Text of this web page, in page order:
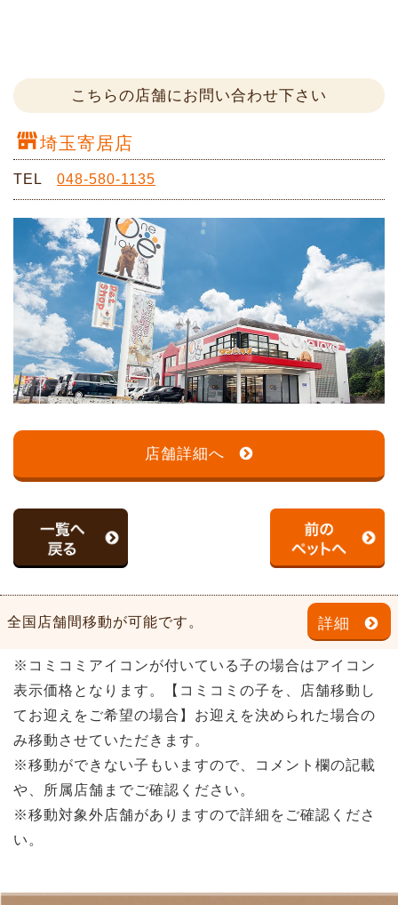
こちらの店舗にお問い合わせ下さい
埼玉寄居店
TEL 048-580-1135
店舗詳細へ
全国店舗間移動が可能です。 詳細
※コミコミアイコンが付いている子の場合はアイコン
表示価格となります。【コミコミの子を、店舗移動し
てお迎えをご希望の場合】お迎えを決められた場合の
み移動させていただきます。
※移動ができない子もいますので、コメント欄の記載
や、所属店舗までご確認ください。
※移動対象外店舗がありますので詳細をご確認くださ
い。